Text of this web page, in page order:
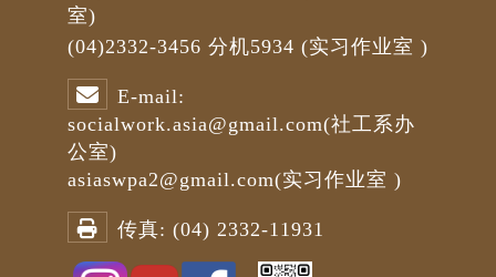
室)
(04)2332-3456 分机5934 (实习作业室 )
E-mail:
socialwork.asia@gmail.com(社工系办
公室)
asiaswpa2@gmail.com(实习作业室 )
传真: (04) 2332-11931